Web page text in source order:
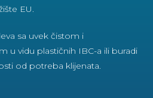
EU.
sa uvek čistom i
u vidu plastičnih IBC-a ili buradi
od potreba klijenata.